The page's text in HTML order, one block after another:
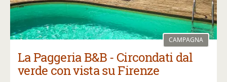
CAMPAGNA
La Paggeria B&B - Circondati dal
verde con vista su Firenze